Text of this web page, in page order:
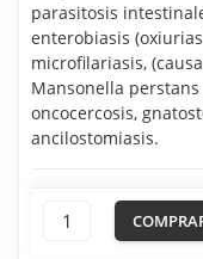
parasitosis
enterobiasis
microfilariasis,
Mansonella
oncocercosis,
ancilostomiasis.